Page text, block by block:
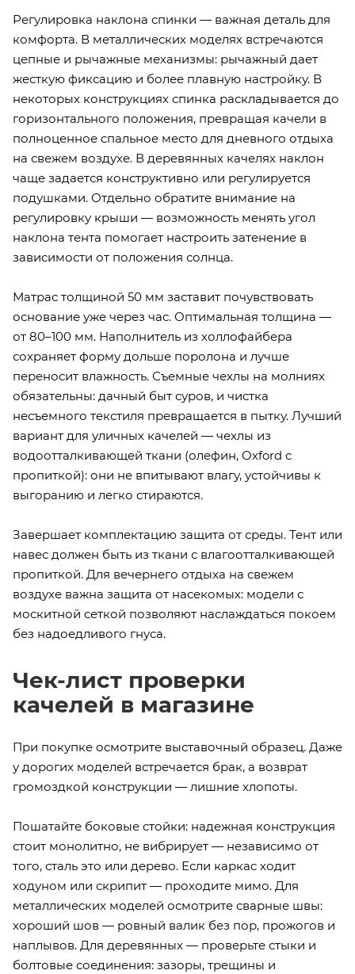
Регулировка наклона спинки — важная деталь для
комфорта. В металлических моделях встречаются
цепные и рычажные механизмы: рычажный дает
жесткую фиксацию и более плавную настройку. В
некоторых конструкциях спинка раскладывается до
горизонтального положения, превращая качели в
полноценное спальное место для дневного отдыха
на свежем воздухе. В деревянных качелях наклон
чаще задается конструктивно или регулируется
подушками. Отдельно обратите внимание на
регулировку крыши — возможность менять угол
наклона тента помогает настроить затенение в
зависимости от положения солнца.
Матрас толщиной 50 мм заставит почувствовать
основание уже через час. Оптимальная толщина —
от 80–100 мм. Наполнитель из холлофайбера
сохраняет форму дольше поролона и лучше
переносит влажность. Съемные чехлы на молниях
обязательны: дачный быт суров, и чистка
несъемного текстиля превращается в пытку. Лучший
вариант для уличных качелей — чехлы из
водоотталкивающей ткани (олефин, Oxford с
пропиткой): они не впитывают влагу, устойчивы к
выгоранию и легко стираются.
Завершает комплектацию защита от среды. Тент или
навес должен быть из ткани с влагоотталкивающей
пропиткой. Для вечернего отдыха на свежем
воздухе важна защита от насекомых: модели с
москитной сеткой позволяют наслаждаться покоем
без надоедливого гнуса.
Чек-лист проверки
качелей в магазине
При покупке осмотрите выставочный образец. Даже
у дорогих моделей встречается брак, а возврат
громоздкой конструкции — лишние хлопоты.
Пошатайте боковые стойки: надежная конструкция
стоит монолитно, не вибрирует — независимо от
того, сталь это или дерево. Если каркас ходит
ходуном или скрипит — проходите мимо. Для
металлических моделей осмотрите сварные швы:
хороший шов — ровный валик без пор, прожогов и
наплывов. Для деревянных — проверьте стыки и
болтовые соединения: зазоры, трещины и